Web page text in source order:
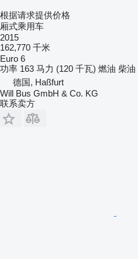
根据请求提供价格
厢式乘用车
2015
162,770 千米
Euro 6
功率 163 马力 (120 千瓦) 燃油 柴油
德国, Haßfurt
Will Bus GmbH & Co. KG
联系卖方